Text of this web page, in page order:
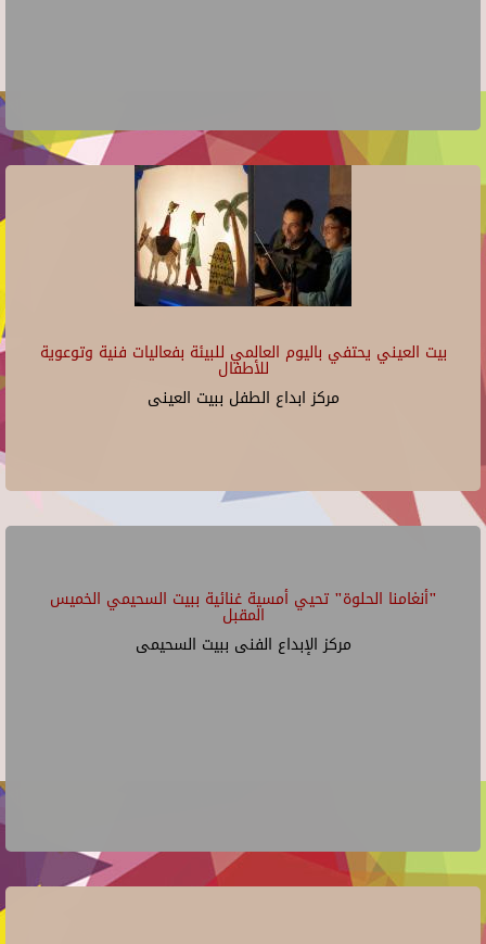
بيت العيني يحتفي باليوم العالمي للبيئة بفعاليات فنية وتوعوية
للأطفال
مركز ابداع الطفل ببيت العينى
"أنغامنا الحلوة" تحيي أمسية غنائية ببيت السحيمي الخميس
المقبل
مركز الإبداع الفنى ببيت السحيمى